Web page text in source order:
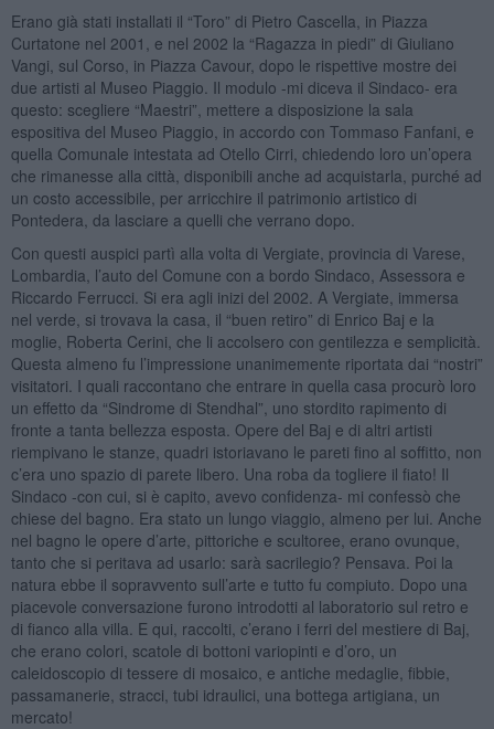
Erano già stati installati il “Toro” di Pietro Cascella, in Piazza
Curtatone nel 2001, e nel 2002 la “Ragazza in piedi” di Giuliano
Vangi, sul Corso, in Piazza Cavour, dopo le rispettive mostre dei
due artisti al Museo Piaggio. Il modulo -mi diceva il Sindaco- era
questo: scegliere “Maestri”, mettere a disposizione la sala
espositiva del Museo Piaggio, in accordo con Tommaso Fanfani, e
quella Comunale intestata ad Otello Cirri, chiedendo loro un’opera
che rimanesse alla città, disponibili anche ad acquistarla, purché ad
un costo accessibile, per arricchire il patrimonio artistico di
Pontedera, da lasciare a quelli che verrano dopo.
Con questi auspici partì alla volta di Vergiate, provincia di Varese,
Lombardia, l’auto del Comune con a bordo Sindaco, Assessora e
Riccardo Ferrucci. Si era agli inizi del 2002. A Vergiate, immersa
nel verde, si trovava la casa, il “buen retiro” di Enrico Baj e la
moglie, Roberta Cerini, che li accolsero con gentilezza e semplicità.
Questa almeno fu l’impressione unanimemente riportata dai “nostri”
visitatori. I quali raccontano che entrare in quella casa procurò loro
un effetto da “Sindrome di Stendhal”, uno stordito rapimento di
fronte a tanta bellezza esposta. Opere del Baj e di altri artisti
riempivano le stanze, quadri istoriavano le pareti fino al soffitto, non
c’era uno spazio di parete libero. Una roba da togliere il fiato! Il
Sindaco -con cui, si è capito, avevo confidenza- mi confessò che
chiese del bagno. Era stato un lungo viaggio, almeno per lui. Anche
nel bagno le opere d’arte, pittoriche e scultoree, erano ovunque,
tanto che si peritava ad usarlo: sarà sacrilegio? Pensava. Poi la
natura ebbe il sopravvento sull’arte e tutto fu compiuto. Dopo una
piacevole conversazione furono introdotti al laboratorio sul retro e
di fianco alla villa. E qui, raccolti, c’erano i ferri del mestiere di Baj,
che erano colori, scatole di bottoni variopinti e d’oro, un
caleidoscopio di tessere di mosaico, e antiche medaglie, fibbie,
passamanerie, stracci, tubi idraulici, una bottega artigiana, un
mercato!